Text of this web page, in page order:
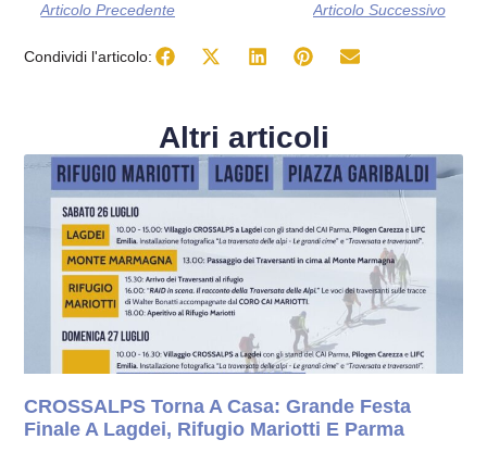
Articolo Precedente Articolo Successivo
Condividi l'articolo:
Altri articoli
CROSSALPS Torna A Casa: Grande Festa
Finale A Lagdei, Rifugio Mariotti E Parma